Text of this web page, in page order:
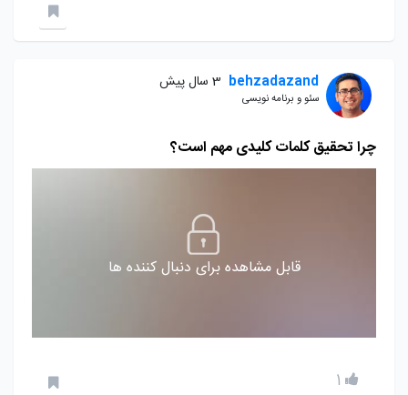
behzadazand 3 سال پیش
سئو و برنامه نویسی
چرا تحقیق کلمات کلیدی مهم است؟
قابل مشاهده برای دنبال کننده ها
1